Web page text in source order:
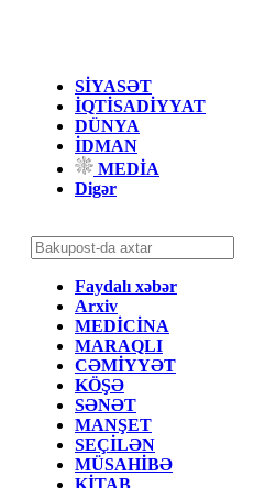
SİYASƏT
İQTİSADİYYAT
DÜNYA
İDMAN
MEDİA
Digər
Faydalı xəbər
Arxiv
MEDİCİNA
MARAQLI
CƏMİYYƏT
KÖŞƏ
SƏNƏT
MANŞET
SEÇİLƏN
MÜSAHİBƏ
KİTAB